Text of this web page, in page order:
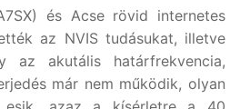
és Acse rövid internetes
az NVIS tudásukat, illetve
az akutális határfrekvencia,
már nem működik, olyan